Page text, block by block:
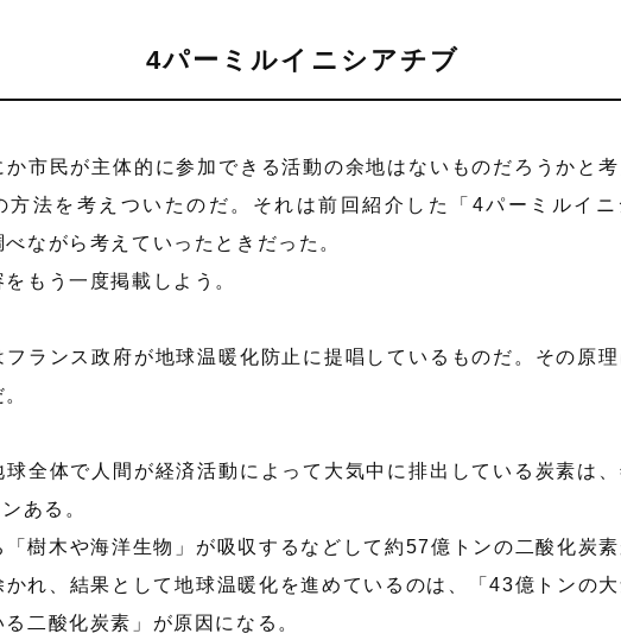
4パーミルイニシアチブ
か市民が主体的に参加できる活動の余地はないものだろうかと考
方法を考えついたのだ。それは前回紹介した「4パーミルイニ
べながら考えていったときだった。
もう一度掲載しよう。
フランス政府が地球温暖化防止に提唱しているものだ。その原
球全体で人間が経済活動によって大気中に排出している炭素は、
ある。
「樹木や海洋生物」が吸収するなどして約57億トンの二酸化炭
かれ、結果として地球温暖化を進めているのは、「43億トンの大
二酸化炭素」が原因になる。